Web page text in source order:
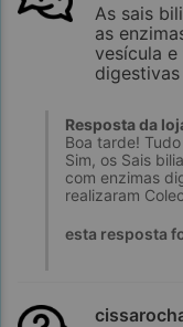
Referências
As sais
as
vesícula
Resposta da
Boa tarde!
Sim, os Sais
com enzimas
realizaram
esta resposta